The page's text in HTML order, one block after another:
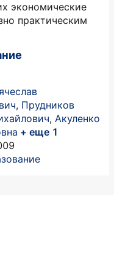
экономические
практическим
, Прудников
, Акуленко
+ еще 1